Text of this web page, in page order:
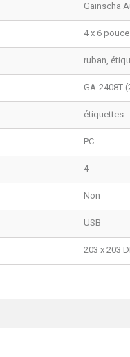
Gainscha
4 x 6
ruban,
GA-2408T
étiquettes
PC
4
Non
USB
203 x 203